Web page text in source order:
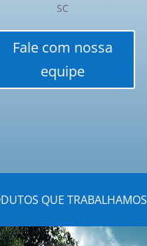
SC
Fale com nossa
equipe
QUE TRABALHAMOS